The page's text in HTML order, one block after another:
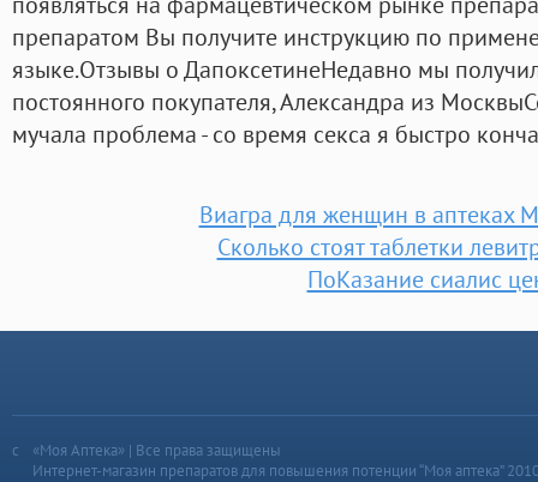
препаратом Вы получите инструкцию по
языке.Отзывы о ДапоксетинеНедавно мы
постоянного покупателя, Александра из
мучала проблема - со время секса я быстро
Виагра для женщин в аптеках
Сколько стоят таблетки
ПоКазание сиалис
«Моя Аптека» | Все права защищены
Интернет-магазин препаратов для повышения потенции “Моя аптека”